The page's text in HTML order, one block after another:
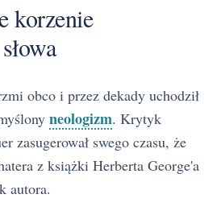
korzenie
obco i przez dekady uchodził
neologizm. Krytyk
zasugerował swego czasu, że
z książki Herberta George'a
autora.